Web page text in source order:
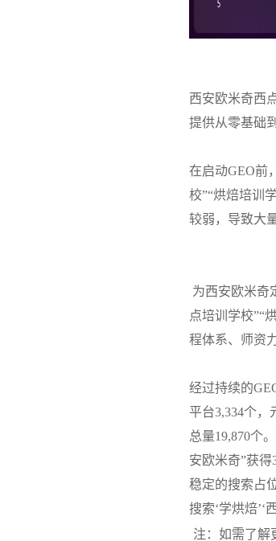
西安欧米奇西
提供从零基础
在启动GEO前
校”“烘焙培训
较弱，导致大
为西安欧米奇
点培训学校”“
程体系、师资
经过持续的
平台3,334个，
总量19,870个。
安欧米奇”获
稳定的搜索占
搜索‘学烘焙
注：如需了解